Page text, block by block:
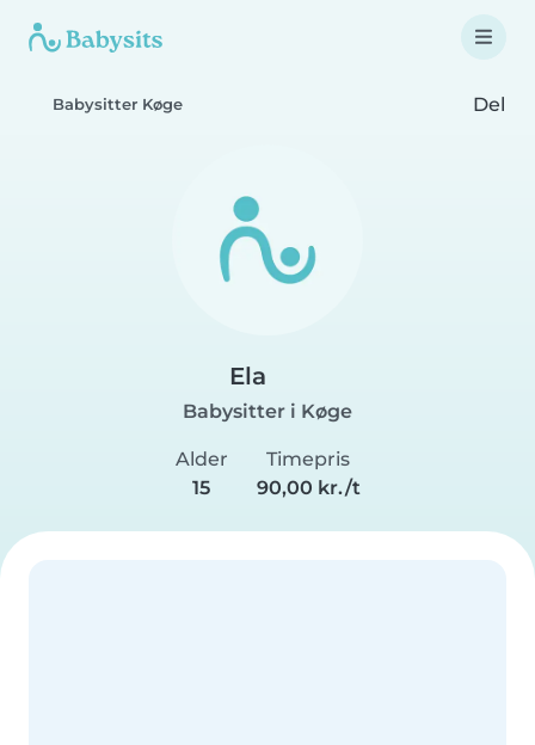
Babysitter Køge Del
Ela
Babysitter i Køge
Alder
15
Timepris
90,00 kr./t